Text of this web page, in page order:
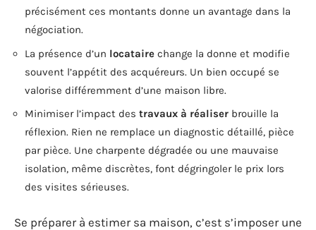
précisément ces montants donne un avantage dans la
négociation.
La présence d’un locataire change la donne et modifie
souvent l’appétit des acquéreurs. Un bien occupé se
valorise différemment d’une maison libre.
Minimiser l’impact des travaux à réaliser brouille la
réflexion. Rien ne remplace un diagnostic détaillé, pièce
par pièce. Une charpente dégradée ou une mauvaise
isolation, même discrètes, font dégringoler le prix lors
des visites sérieuses.
Se préparer à estimer sa maison, c’est s’imposer une